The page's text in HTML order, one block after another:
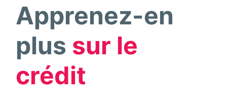
Apprenez-en
plus sur le
crédit